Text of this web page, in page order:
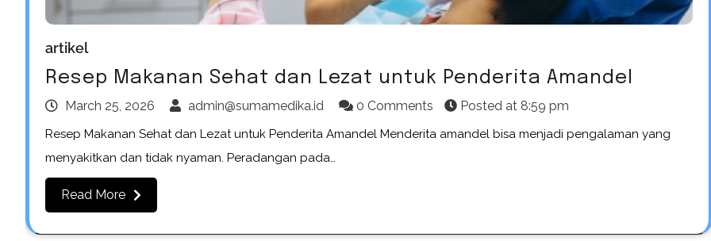
artikel
Resep Makanan Sehat dan Lezat untuk Penderita Amandel
March 25, 2026 admin@sumamedika.id 0 Comments Posted at 8:59 pm
Resep Makanan Sehat dan Lezat untuk Penderita Amandel Menderita amandel bisa menjadi pengalaman yang
menyakitkan dan tidak nyaman. Peradangan pada…
Read More